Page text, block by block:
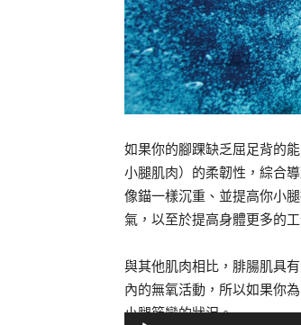
如果你的腳踝缺乏屈足背的
小腿肌肉）的柔韌性，綜合
像錨一樣沉重、並提高你小
氣，以至於提高身體更多的
與其他肌肉相比，腓腸肌具
內的無氧活動，所以如果你
小腿筋攣的狀況。